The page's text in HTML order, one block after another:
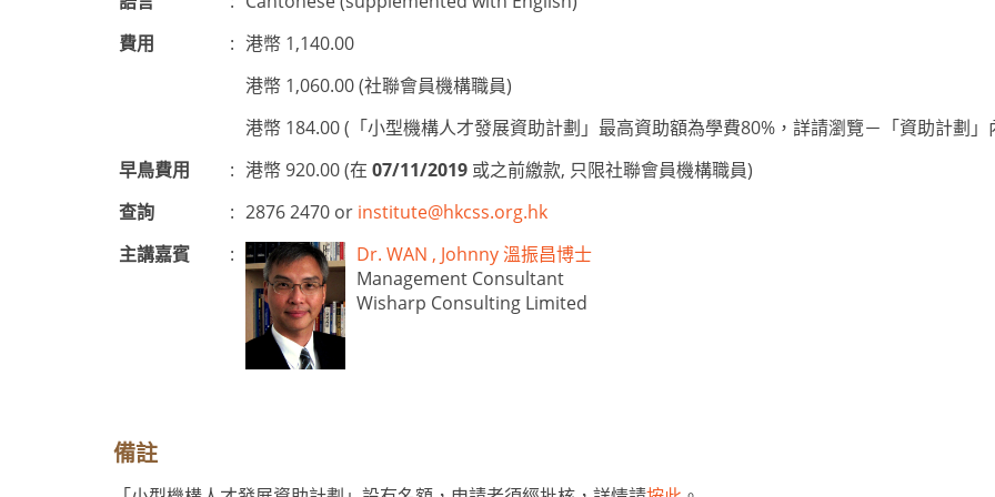
費用
: 港幣 1,140.00
港幣 1,060.00 (社聯會員機構職員)
港幣 184.00 (「小型機構人才發展資助計劃」最高資助額為學費80%，詳請瀏覽－「資助計劃」
早鳥費用
: 港幣 920.00 (在 07/11/2019 或之前繳款, 只限社聯會員機構職員)
查詢
: 2876 2470 or institute@hkcss.org.hk
主講嘉賓
:
Dr. WAN , Johnny 溫振昌博士
Management Consultant
Wisharp Consulting Limited
備註